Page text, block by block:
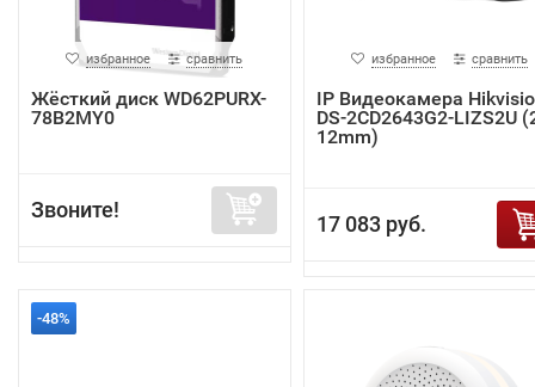
избранное сравнить
Жёсткий диск WD62PURX-
78B2MY0
Звоните!
избранное сравнить
IP Видеокамера
DS-2CD2643G2-LIZS2U
12mm)
17 083 руб.
-48%